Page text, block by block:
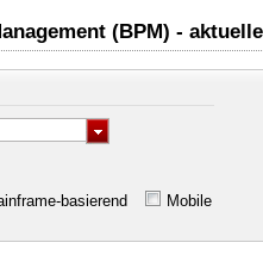
(BPM) -
basierend Mobile